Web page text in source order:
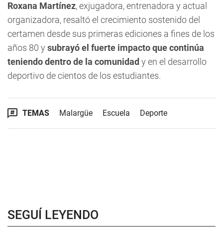
Roxana Martínez, exjugadora, entrenadora y actual
organizadora, resaltó el crecimiento sostenido del
certamen desde sus primeras ediciones a fines de los
años 80 y subrayó el fuerte impacto que continúa
teniendo dentro de la comunidad y en el desarrollo
deportivo de cientos de los estudiantes.
TEMAS Malargüe Escuela Deporte
SEGUÍ LEYENDO